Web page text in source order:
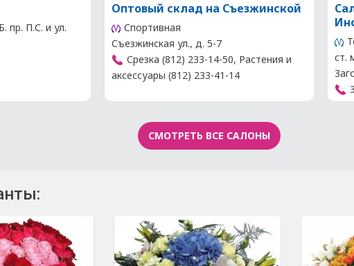
пр. П.С. и ул.
Оптовый склад на Съезжинской
Спортивная
Съезжинская ул., д. 5-7
Срезка (812) 233-14-50, Растения и
аксессуары (812) 233-41-14
ст.
СМОТРЕТЬ ВСЕ САЛОНЫ